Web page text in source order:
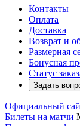
Контакты
Оплата
Доставка
Возврат и
Размерная
Бонусная
Статус
Задать
Официальный
Билеты на матчи